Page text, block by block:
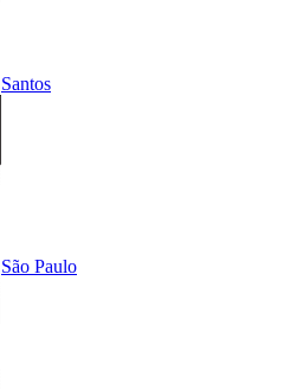
Santos
São Paulo